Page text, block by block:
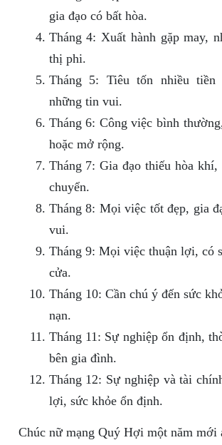
gia đạo có bất hòa.
Tháng 4: Xuất hành gặp may,
thị phi.
Tháng 5: Tiêu tốn nhiều tiền
những tin vui.
Tháng 6: Công việc bình
hoặc mở rộng.
Tháng 7: Gia đạo thiếu hòa
chuyển.
Tháng 8: Mọi việc tốt đẹp, gia
vui.
Tháng 9: Mọi việc thuận lợi, có
cửa.
Tháng 10: Cần chú ý đến sức
nạn.
Tháng 11: Sự nghiệp ổn định,
bên gia đình.
Tháng 12: Sự nghiệp và tài
lợi, sức khỏe ổn định.
Chúc nữ mạng Quý Hợi một năm mới